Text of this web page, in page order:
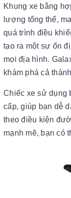
Khung xe bằng
lượng tổng thể,
quá trình điều
tạo ra một sự ổn
mọi địa hình.
khám phá cả
Chiếc xe sử dụng
cấp, giúp bạn dễ
theo điều kiện
mạnh mẽ, bạn có